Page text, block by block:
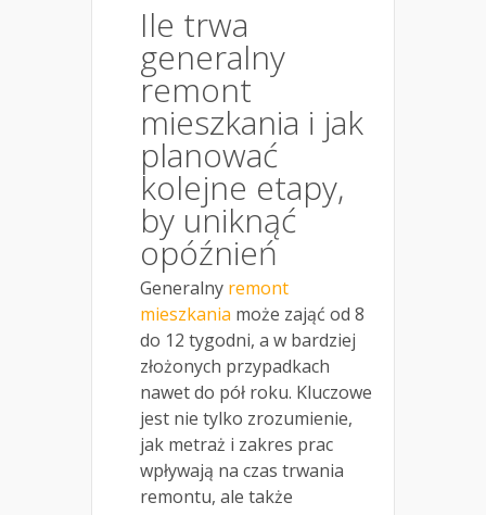
Ile trwa
generalny
remont
mieszkania i jak
planować
kolejne etapy,
by uniknąć
opóźnień
Generalny remont
mieszkania może zająć od 8
do 12 tygodni, a w bardziej
złożonych przypadkach
nawet do pół roku. Kluczowe
jest nie tylko zrozumienie,
jak metraż i zakres prac
wpływają na czas trwania
remontu, ale także